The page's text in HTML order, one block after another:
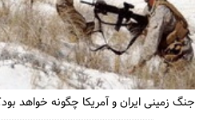
جنگ زمینی ایران و آمریکا چگونه خواهد